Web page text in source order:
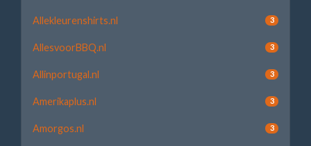
Allekleurenshirts.nl 3
AllesvoorBBQ.nl 3
Allinportugal.nl 3
Amerikaplus.nl 3
Amorgos.nl 3